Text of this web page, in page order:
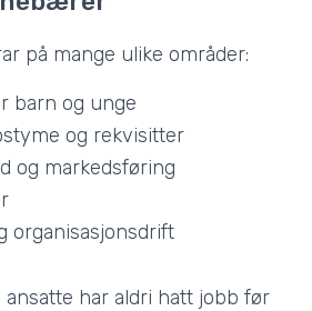
på mange ulike områder:
barn og unge
og rekvisitter
og markedsføring
organisasjonsdrift
ansatte har aldri hatt jobb før